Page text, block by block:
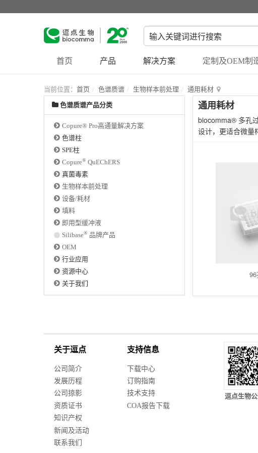
首页 产品 解决方案 定制及OEM制
当前位置： 首页 色谱质谱 生物样本前处理 通用耗材
色谱质谱产品分类
Copure® Pro高通量解决方案
色谱柱
SPE柱
Copure® QuEChERS
真菌毒素
生物样本前处理
设备/耗材
填料
即用型缓冲液
Silibase® 品牌产品
OEM
行业应用
资源中心
关于我们
通用耗材
biocomma® 多孔
设计，更适合微量
关于逗点
公司简介
发展历程
公司掠影
资质证书
知识产权
新闻及活动
联系我们
支持信息
下载中心
订购指南
技术支持
COA报告下载
逗点生物